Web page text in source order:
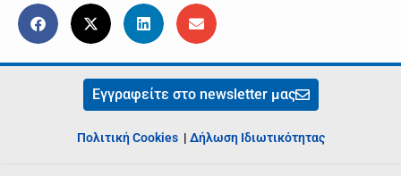
Εγγραφείτε στο newsletter μας
Πολιτική Cookies | Δήλωση Ιδιωτικότητας